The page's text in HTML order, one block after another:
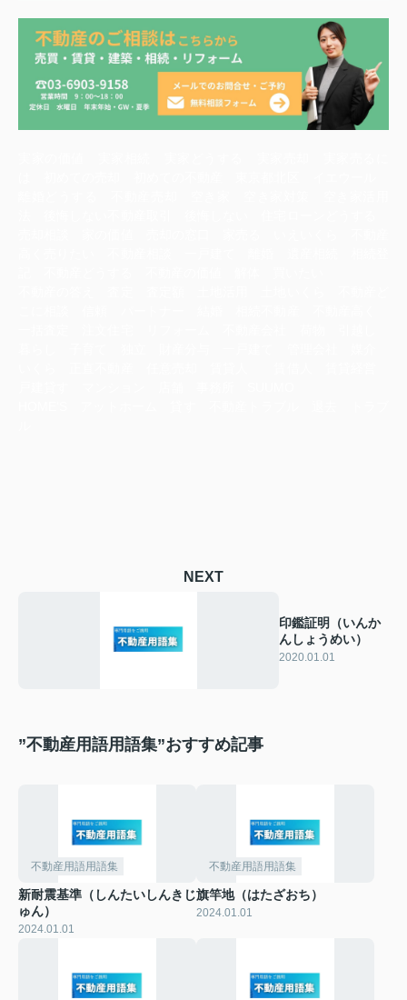
NEXT
印鑑証明（いんか
んしょうめい）
2020.01.01
”不動産用語用語集”おすすめ記事
不動産用語用語集
新耐震基準（しんたいしんきじ
ゅん）
2024.01.01
不動産用語用語集
旗竿地（はたざおち）
2024.01.01